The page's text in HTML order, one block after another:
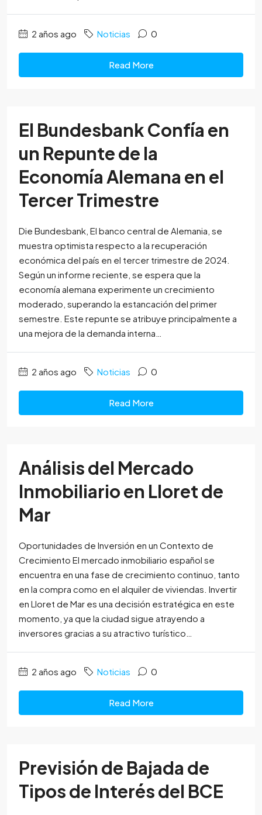
2 años ago Noticias 0
Read More
El Bundesbank Confía en
un Repunte de la
Economía Alemana en el
Tercer Trimestre
Die Bundesbank, El banco central de Alemania, se
muestra optimista respecto a la recuperación
económica del país en el tercer trimestre de 2024.
Según un informe reciente, se espera que la
economía alemana experimente un crecimiento
moderado, superando la estancación del primer
semestre. Este repunte se atribuye principalmente a
una mejora de la demanda interna…
2 años ago Noticias 0
Read More
Análisis del Mercado
Inmobiliario en Lloret de
Mar
Oportunidades de Inversión en un Contexto de
Crecimiento El mercado inmobiliario español se
encuentra en una fase de crecimiento continuo, tanto
en la compra como en el alquiler de viviendas. Invertir
en Lloret de Mar es una decisión estratégica en este
momento, ya que la ciudad sigue atrayendo a
inversores gracias a su atractivo turístico…
2 años ago Noticias 0
Read More
Previsión de Bajada de
Tipos de Interés del BCE